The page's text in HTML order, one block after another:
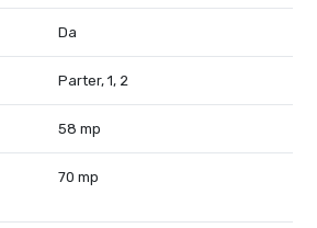
Da
Parter, 1, 2
58 mp
70 mp